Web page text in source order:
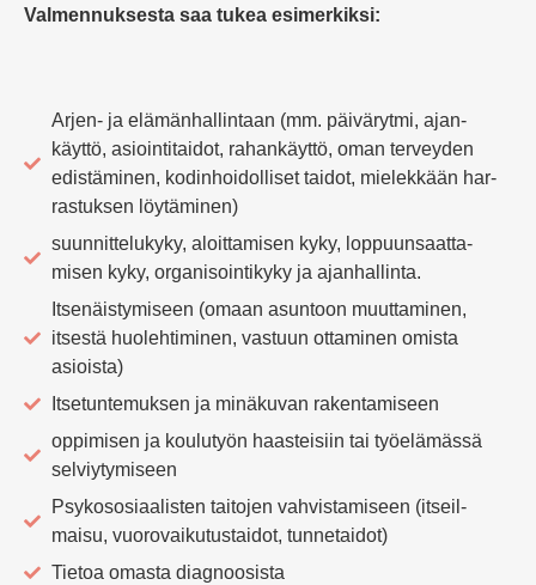
Val­men­nuk­sesta saa tukea esimerkiksi:
Arjen- ja elä­män­hal­lintaan (mm. päi­vä­rytmi, ajan­
käyttö, asioin­ti­taidot, rahan­käyttö, oman ter­veyden
edis­tä­minen, kodin­hoi­dol­liset taidot, mie­lekkään har­
ras­tuksen löytäminen)
suun­nit­te­lukyky, aloit­ta­misen kyky, lop­puun­saat­ta­
misen kyky, orga­ni­soin­tikyky ja ajanhallinta.
Itse­näis­ty­miseen (omaan asuntoon muut­ta­minen,
itsestä huo­leh­ti­minen, vastuun otta­minen omista
asioista)
Itse­tun­te­muksen ja minä­kuvan rakentamiseen
oppi­misen ja kou­lutyön haas­teisiin tai työ­elä­mässä
selviytymiseen
Psy­ko­so­si­aa­listen tai­tojen vah­vis­ta­miseen (itseil­
maisu, vuo­ro­vai­ku­tus­taidot, tunnetaidot)
Tietoa omasta diagnoosista